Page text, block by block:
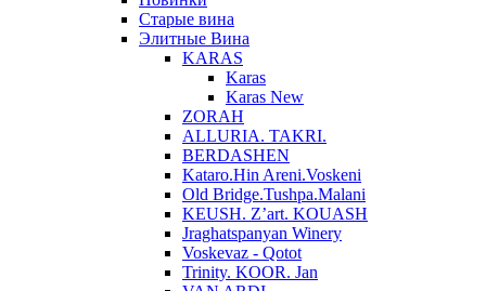
Старые вина
Элитные Вина
KARAS
Karas
Karas New
ZORAH
ALLURIA. TAKRI.
BERDASHEN
Kataro.Hin Areni.Voskeni
Old Bridge.Tushpa.Malani
KEUSH. Z’art. KOUASH
Jraghatspanyan Winery
Voskevaz - Qotot
Trinity. KOOR. Jan